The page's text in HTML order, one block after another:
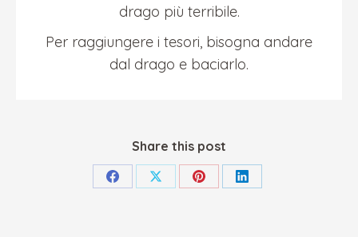
drago più terribile.
Per raggiungere i tesori, bisogna andare
dal drago e baciarlo.
Share this post
CondividiCondividiCondividiCondividi